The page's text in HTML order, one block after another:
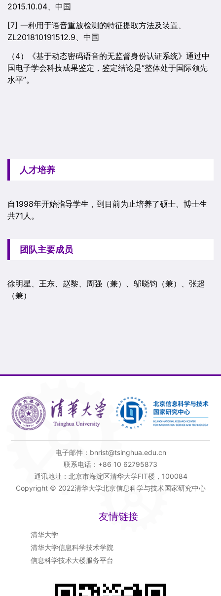
2015.10.04、中国
[7] 一种用于语音重放检测的特征提取方法及装置、
ZL201810191512.9、中国
（4）《基于动态密码语音的无监督身份认证系统》通过中
国电子学会科技成果鉴定，鉴定结论是“整体处于国际领先
水平”。
人才培养
自1998年开始指导学生，到目前为止培养了硕士、博士生
共71人。
团队主要成员
徐明星、王东、赵黎、周强（兼）、邬晓钧（兼）、张超
（兼）
电子邮件：bnrist@tsinghua.edu.cn
联系电话：+86 10 62795873
通讯地址：北京市海淀区清华大学FIT楼，100084
Copyright © 2022清华大学北京信息科学与技术国家研究中心
友情链接
清华大学
清华大学信息科学技术学院
信息科学技术大楼服务平台